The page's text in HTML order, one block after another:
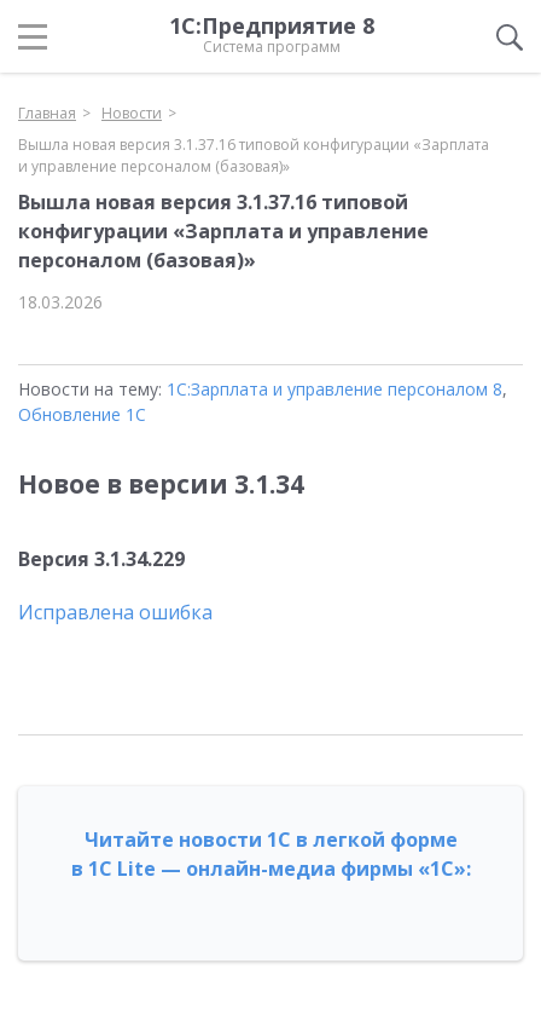
1С:Предприятие 8
Система программ
Главная
Новости
Вышла новая версия 3.1.37.16 типовой конфигурации «Зарплата
и управление персоналом (базовая)»
Вышла новая версия 3.1.37.16 типовой
конфигурации «Зарплата и управление
персоналом (базовая)»
18.03.2026
Новости на тему: 1С:Зарплата и управление персоналом 8,
Обновление 1С
Новое в версии 3.1.34
Версия 3.1.34.229
Исправлена ошибка
Читайте новости 1С в легкой форме
в 1С Lite — онлайн-медиа фирмы «1С»: